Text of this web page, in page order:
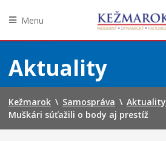
obsah
Menu
Aktuality
Kežmarok \ Samospráva \ Aktuality
Muškári súťažili o body aj prestíž